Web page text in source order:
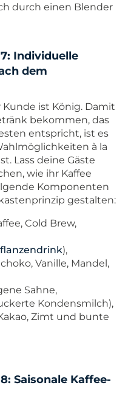
durch einen Blender
Individuelle
dem
ist König. Damit
bekommen, das
entspricht, ist es
à la
Lass deine Gäste
wie ihr Kaffee
Komponenten
gestalten:
Cold Brew,
),
Vanille, Mandel,
Sahne,
Kondensmilch),
Zimt und bunte
Saisonale Kaffee-